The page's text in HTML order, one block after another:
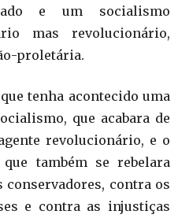
e um socialismo
mas revolucionário,
proletária.
tenha acontecido uma
que acabara de
revolucionário, e o
também se rebelara
contra os
e contra as injustiças